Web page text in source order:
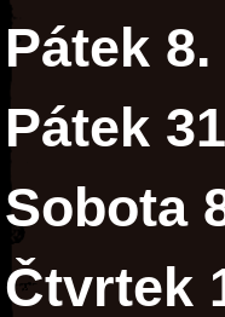
Pátek
Pátek
Sobota
Čtvrtek